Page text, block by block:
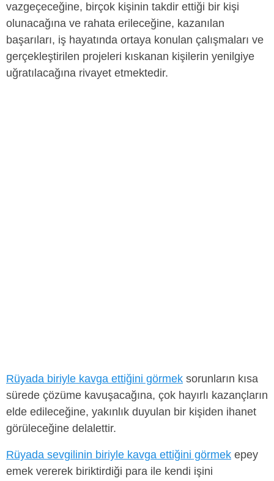
vazgeçeceğine, birçok kişinin takdir ettiği bir kişi
olunacağına ve rahata erileceğine, kazanılan
başarıları, iş hayatında ortaya konulan çalışmaları ve
gerçekleştirilen projeleri kıskanan kişilerin yenilgiye
uğratılacağına rivayet etmektedir.
Rüyada biriyle kavga ettiğini görmek sorunların kısa
sürede çözüme kavuşacağına, çok hayırlı kazançların
elde edileceğine, yakınlık duyulan bir kişiden ihanet
görüleceğine delalettir.
Rüyada sevgilinin biriyle kavga ettiğini görmek epey
emek vererek biriktirdiği para ile kendi işini